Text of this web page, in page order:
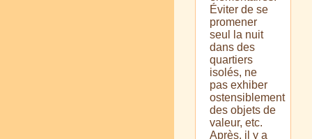
Éviter de se
promener
seul la nuit
dans des
quartiers
isolés, ne
pas exhiber
ostensiblement
des objets de
valeur, etc.
Après, il y a